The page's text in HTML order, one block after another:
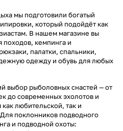
мы подготовили богатый
который подойдёт как
В нашем магазине вы
походов, кемпинга и
палатки, спальники,
одежду и обувь для любых
выбор рыболовных снастей — от
до современных эхолотов и
любительской, так и
поклонников подводного
и подводной охоты: